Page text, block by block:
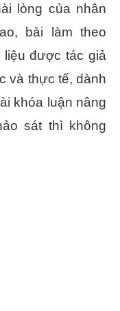
lòng của nhân
bài làm theo
được tác giả
và thực tế, dành
khóa luận nâng
sát thì không